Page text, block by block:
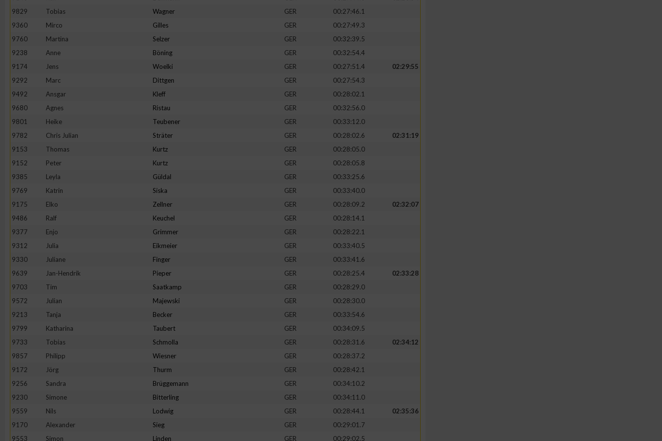
9829
Tobias Wagner GER
00:27:46.1
9360
Mirco Gilles GER
00:27:49.3
9760
Martina Selzer GER
00:32:39.5
9238
Anne Böning GER
00:32:54.4
9174
Jens Woelki GER 00:27:51.4
02:29:55
9292
Marc Dittgen GER
00:27:54.3
9492
Ansgar Kleff GER
00:28:02.1
9680
Agnes Ristau GER
00:32:56.0
9801
Heike Teubener GER
00:33:12.0
9782
Chris Julian Sträter GER 00:28:02.6
02:31:19
9153
Thomas Kurtz GER
00:28:05.0
9152
Peter Kurtz GER
00:28:05.8
9385
Leyla Güldal GER
00:33:25.6
9769
Katrin Siska GER
00:33:40.0
9175
Elko Zellner GER 00:28:09.2
02:32:07
9486
Ralf Keuchel GER
00:28:14.1
9377
Enjo Grimmer GER
00:28:22.1
9312
Julia Eikmeier GER
00:33:40.5
9330
Juliane Finger GER
00:33:41.6
9639
Jan-Hendrik Pieper GER 00:28:25.4
02:33:28
9703
Tim Saatkamp GER
00:28:29.0
9572
Julian Majewski GER
00:28:30.0
9213
Tanja Becker GER
00:33:54.6
9799
Katharina Taubert GER
00:34:09.5
9733
Tobias Schmolla GER 00:28:31.6
02:34:12
9857
Philipp Wiesner GER
00:28:37.2
9172
Jörg Thurm GER
00:28:42.1
9256
Sandra Brüggemann GER
00:34:10.2
9230
Simone Bitterling GER
00:34:11.0
9559
Nils Lodwig GER 00:28:44.1
02:35:36
9170
Alexander Sieg GER
00:29:01.7
9553
Simon Linden GER 00:29:02.5
Verwendung von Profilen zur Auswahl personalisierter Inhalte
Messung der Werbeleistung
Messung der Performance von Inhalten
Analyse von Zielgruppen durch Statistiken oder Kombinationen von Daten aus
verschiedenen Quellen
Verwendung reduzierter Daten zur Auswahl von Inhalten
Verwendung genauer Standortdaten
Geräte anhand von aktiv angeforderten Informationen identifizieren
Notwendig
Performance
Werbung